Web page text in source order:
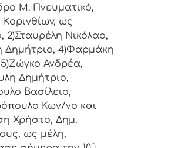
Μ. Πνευματικό,
ως
2)Σταυρέλη Νικόλαο,
Δημήτριο, 4)Φαρμάκη
5)Ζώγκο Ανδρέα,
Δημήτριο,
Βασίλειο,
Κων/νο και
Χρήστο, Δημ.
ως μέλη,
η